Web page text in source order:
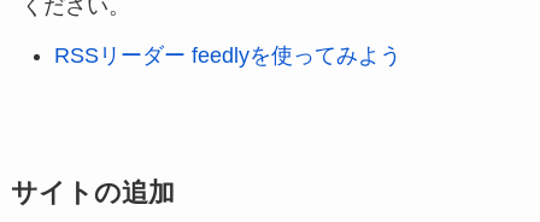
ください。
RSSリーダー feedlyを使ってみよう
サイトの追加